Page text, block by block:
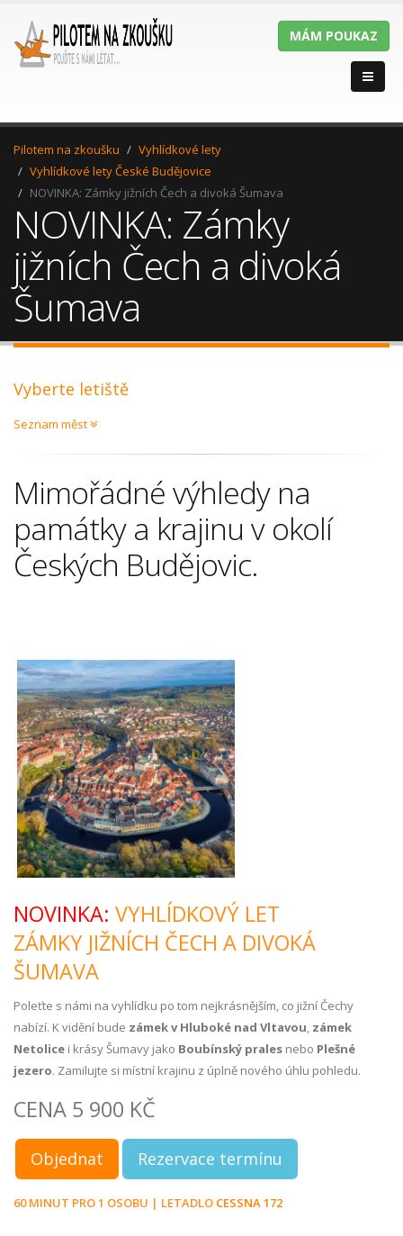
MÁM POUKAZ
Pilotem na zkoušku
Vyhlídkové lety
Vyhlídkové lety České Budějovice
NOVINKA: Zámky jižních Čech a divoká Šumava
NOVINKA: Zámky
jižních Čech a divoká
Šumava
Vyberte letiště
Seznam měst
Mimořádné výhledy na
památky a krajinu v okolí
Českých Budějovic.
NOVINKA: VYHLÍDKOVÝ LET
ZÁMKY JIŽNÍCH ČECH A DIVOKÁ
ŠUMAVA
Poleťte s námi na vyhlídku po tom nejkrásnějším, co jižní Čechy
nabízí. K vidění bude zámek v Hluboké nad Vltavou, zámek
Netolice i krásy Šumavy jako Boubínský prales nebo Plešné
jezero. Zamilujte si místní krajinu z úplně nového úhlu pohledu.
CENA 5 900 KČ
Objednat Rezervace termínu
60 MINUT PRO 1 OSOBU | LETADLO CESSNA 172